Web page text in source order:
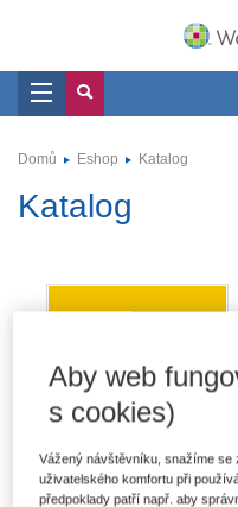
Domů Eshop Katalog
Katalog
Aby web
s cookies)
Vážený návštěvníku, snažíme
uživatelského komfortu při
předpoklady patří např. aby